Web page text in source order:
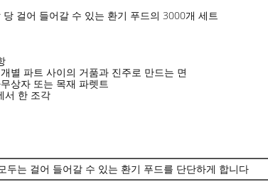
당 걸어 들어갈 수 있는 환기 푸드의 3000개 세트
별 파트 사이의 거품과 진주로 만드는 면
상자 또는 목재 파렛트
서 한 조각
두는 걸어 들어갈 수 있는 환기 푸드를 단단하게 합니다